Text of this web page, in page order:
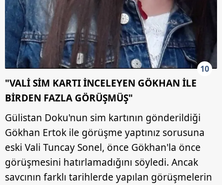
10
"VALİ SİM KARTI İNCELEYEN GÖKHAN İLE
BİRDEN FAZLA GÖRÜŞMÜŞ"
Gülistan Doku'nun sim kartının gönderildiği
Gökhan Ertok ile görüşme yaptınız sorusuna
eski Vali Tuncay Sonel, önce Gökhan'la önce
görüşmesini hatırlamadığını söyledi. Ancak
savcının farklı tarihlerde yapılan görüşmelerin